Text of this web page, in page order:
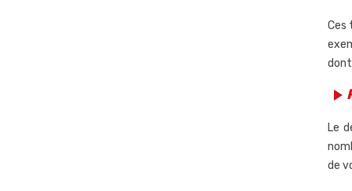
Ces
play_arrow
Le
de